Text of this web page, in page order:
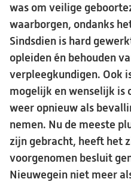
was om veilige
waarborgen, ondanks
Sindsdien is hard
opleiden én behouden
verpleegkundigen. Ook
mogelijk en wenselijk is
weer opnieuw als
nemen. Nu de meeste
zijn gebracht, heeft het
voorgenomen besluit
Nieuwegein niet meer